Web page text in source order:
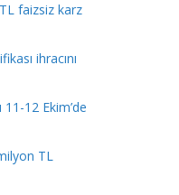
faizsiz karz
ihracını
12 Ekim’de
TL